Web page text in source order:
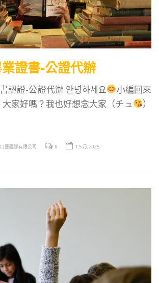
證書-公證代辦
認證-公證代辦 안녕하세요
小編回來
家好嗎？我也好想念大家（チュ
）
口藝國際有限公司 0 1 5 月, 2025